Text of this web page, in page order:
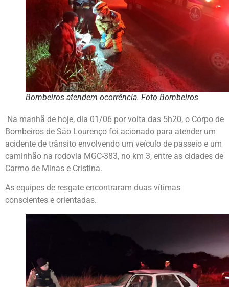
Bombeiros atendem ocorrência. Foto Bombeiros
Na manhã de hoje, dia 01/06 por volta das 5h20, o Corpo de
Bombeiros de São Lourenço foi acionado para atender um
acidente de trânsito envolvendo um veículo de passeio e um
caminhão na rodovia MGC-383, no km 3, entre as cidades de
Carmo de Minas e Cristina.
As equipes de resgate encontraram duas vítimas
conscientes e orientadas.